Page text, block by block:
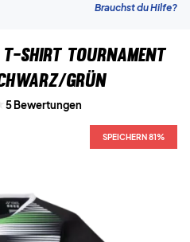
Brauchst du Hilfe?
T-Shirt Tournament
Grün
5 Bewertungen
SPEICHERN 81%